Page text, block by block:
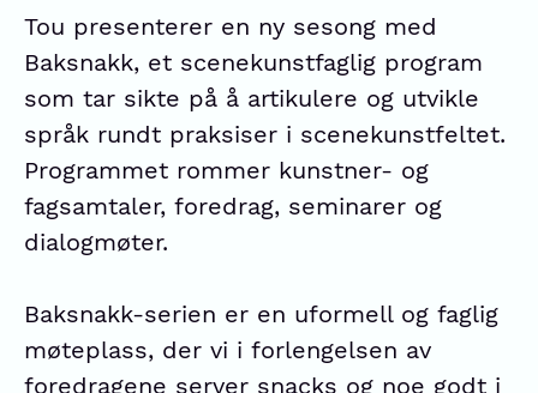
Tou presenterer en ny sesong med
Baksnakk, et scenekunstfaglig program
som tar sikte på å artikulere og utvikle
språk rundt praksiser i scenekunstfeltet.
Programmet rommer kunstner- og
fagsamtaler, foredrag, seminarer og
dialogmøter.
Baksnakk-serien er en uformell og faglig
møteplass, der vi i forlengelsen av
foredragene server snacks og noe godt i